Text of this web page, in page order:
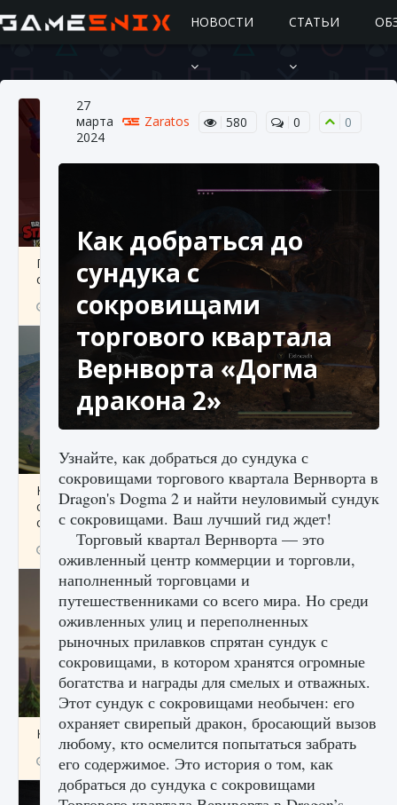
НОВОСТИ СТАТЬИ
Подробное руководство по получению
самоцветов Brawl Stars
10 августа 2024 2 685 0
Как исправить ошибку Palworld «Идет
сохранение мира — Невозможно начать
сохранение данных мира»
9 августа 2024 2 511 0
Как заработать медали лиги Clash of Clans
9 августа 2024 2 599 0 1
27
марта
2024
Zaratos 580 0 0
Как добраться до
сундука с
сокровищами
торгового квартала
Вернворта «Догма
дракона 2»
Узнайте, как добраться до сундука с
сокровищами торгового квартала Вернворта в
Dragon's Dogma 2 и найти неуловимый сундук
с сокровищами. Ваш лучший гид ждет!
Торговый квартал Вернворта — это
оживленный центр коммерции и торговли,
наполненный торговцами и
путешественниками со всего мира. Но среди
оживленных улиц и переполненных
рыночных прилавков спрятан сундук с
сокровищами, в котором хранятся огромные
богатства и награды для смелых и отважных.
Этот сундук с сокровищами необычен: его
охраняет свирепый дракон, бросающий вызов
любому, кто осмелится попытаться забрать
его содержимое. Это история о том, как
добраться до сундука с сокровищами